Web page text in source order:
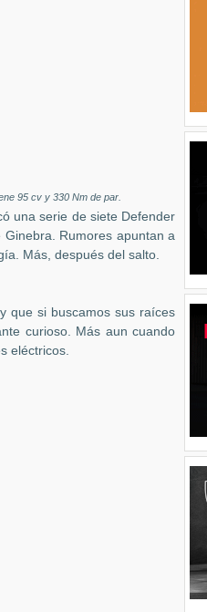
95 cv y 330 Nm de par.
una serie de siete Defender
Rumores apuntan a
Más, después del salto.
que si buscamos sus raíces
curioso. Más aun cuando
eléctricos.